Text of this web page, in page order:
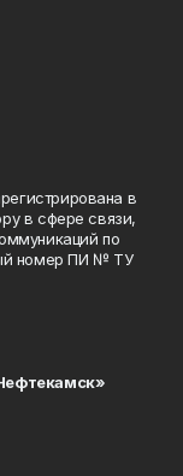
в
в сфере связи,
по
номер ПИ № ТУ